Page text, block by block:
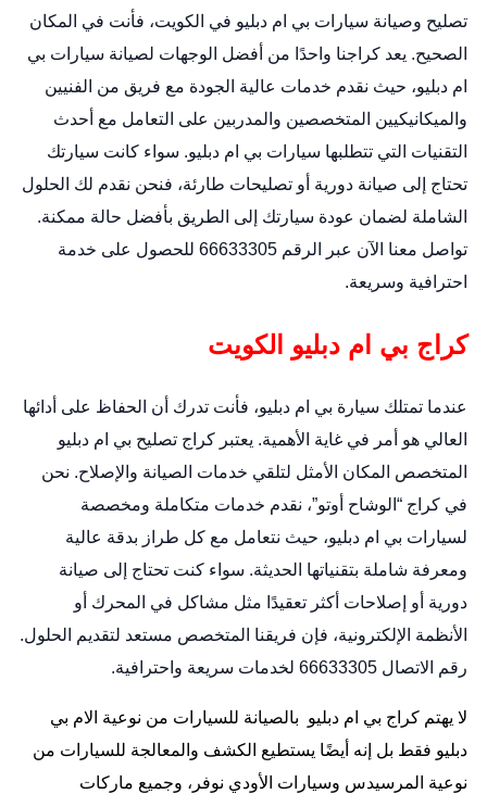
تصليح وصيانة سيارات بي ام دبليو في الكويت، فأنت في المكان
الصحيح. يعد كراجنا واحدًا من أفضل الوجهات لصيانة سيارات بي
ام دبليو، حيث نقدم خدمات عالية الجودة مع فريق من الفنيين
والميكانيكيين المتخصصين والمدربين على التعامل مع أحدث
التقنيات التي تتطلبها سيارات بي ام دبليو. سواء كانت سيارتك
تحتاج إلى صيانة دورية أو تصليحات طارئة، فنحن نقدم لك الحلول
الشاملة لضمان عودة سيارتك إلى الطريق بأفضل حالة ممكنة.
تواصل معنا الآن عبر الرقم 66633305 للحصول على خدمة
احترافية وسريعة.
كراج بي ام دبليو الكويت
عندما تمتلك سيارة بي ام دبليو، فأنت تدرك أن الحفاظ على أدائها
العالي هو أمر في غاية الأهمية. يعتبر كراج تصليح بي ام دبليو
المتخصص المكان الأمثل لتلقي خدمات الصيانة والإصلاح. نحن
في كراج “الوشاح أوتو”، نقدم خدمات متكاملة ومخصصة
لسيارات بي ام دبليو، حيث نتعامل مع كل طراز بدقة عالية
ومعرفة شاملة بتقنياتها الحديثة. سواء كنت تحتاج إلى صيانة
دورية أو إصلاحات أكثر تعقيدًا مثل مشاكل في المحرك أو
الأنظمة الإلكترونية، فإن فريقنا المتخصص مستعد لتقديم الحلول.
رقم الاتصال 66633305 لخدمات سريعة واحترافية.
لا يهتم كراج بي ام دبليو بالصيانة للسيارات من نوعية الام بي
دبليو فقط بل إنه أيضًا يستطيع الكشف والمعالجة للسيارات من
نوعية المرسيدس وسيارات الأودي نوفر، وجميع ماركات